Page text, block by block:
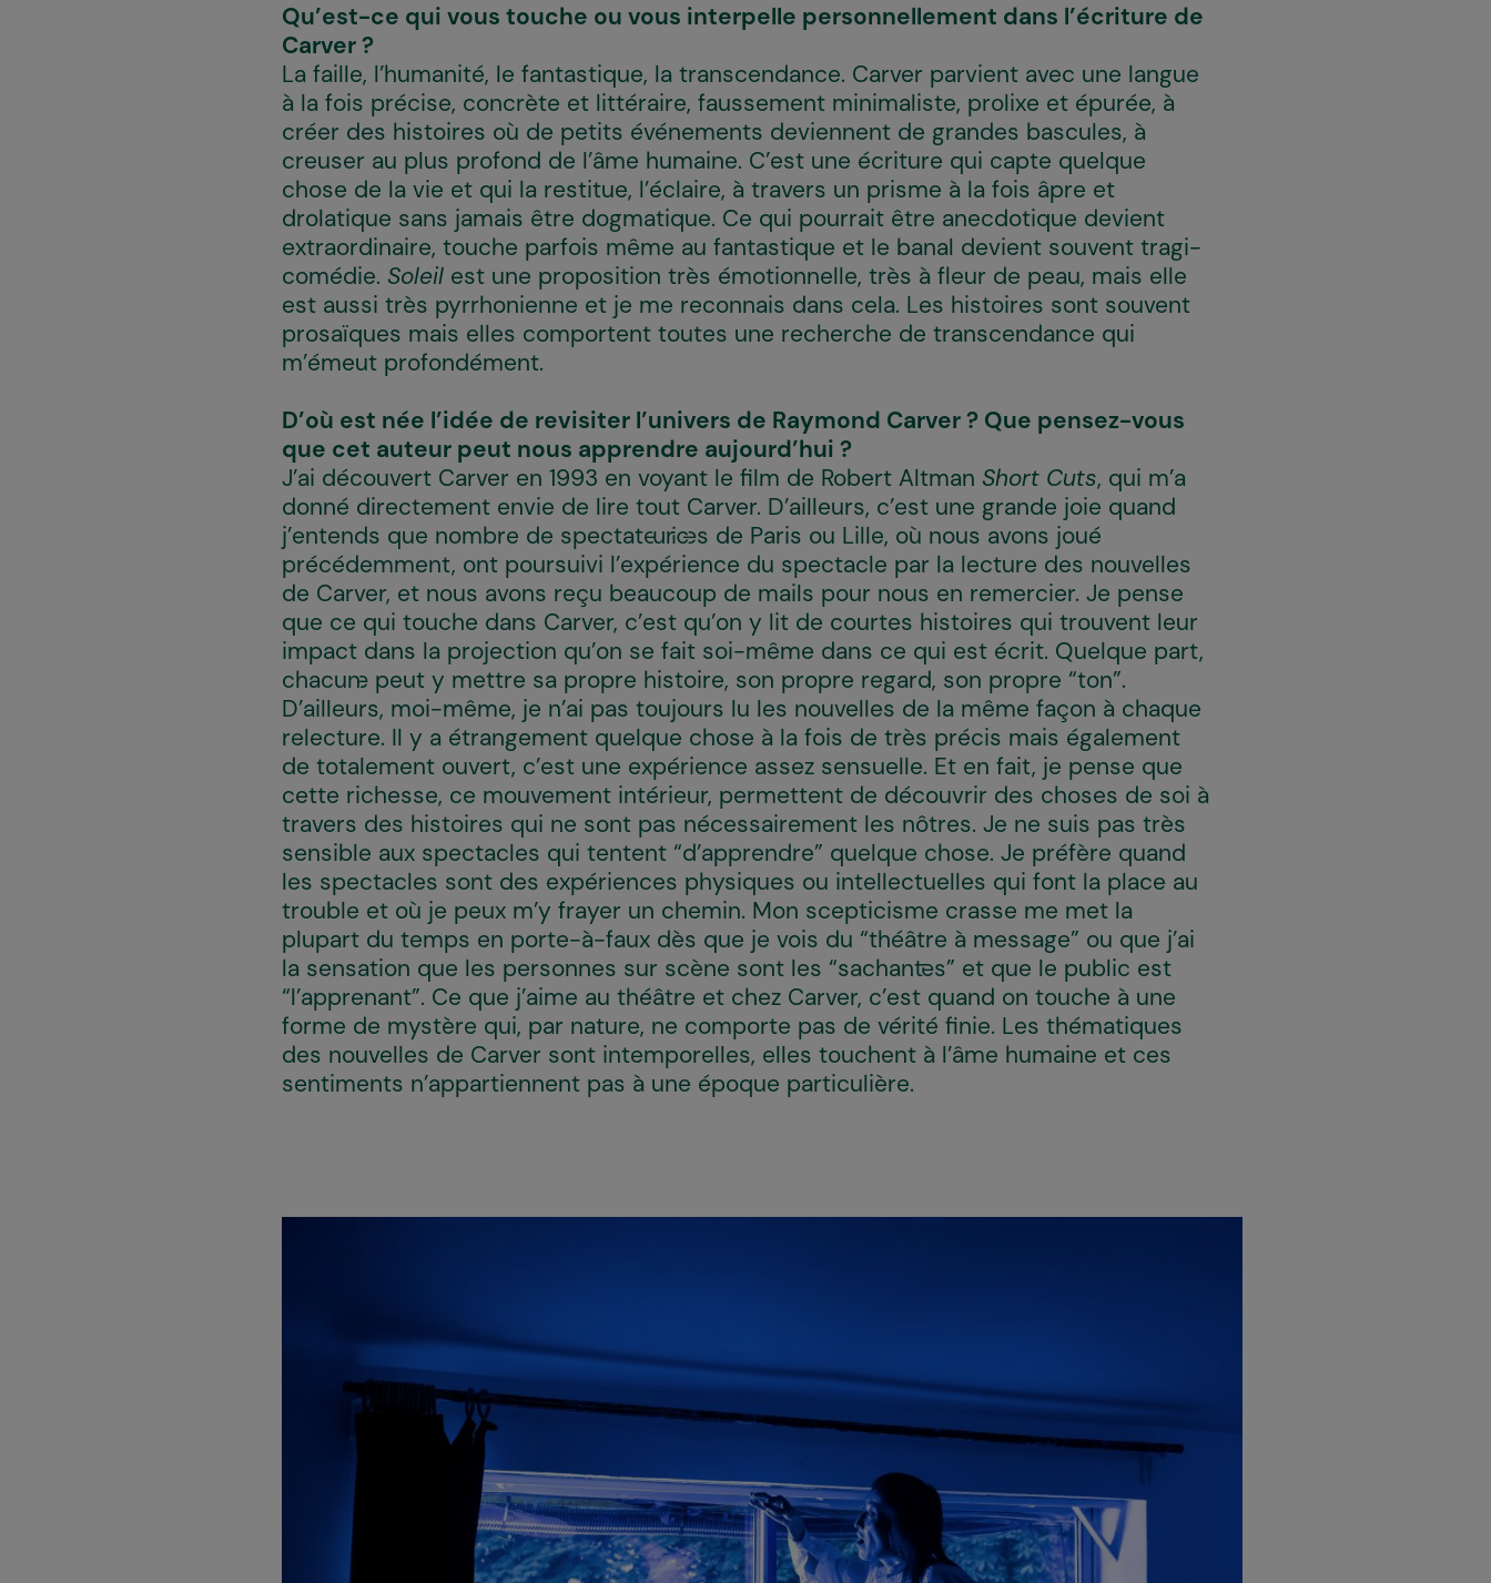
Qu’est-ce qui vous touche ou vous interpelle personnellement dans l’écriture de
Carver ?
La faille, l’humanité, le fantastique, la transcendance. Carver parvient avec une langue
à la fois précise, concrète et littéraire, faussement minimaliste, prolixe et épurée, à
créer des histoires où de petits événements deviennent de grandes bascules, à
creuser au plus profond de l’âme humaine. C’est une écriture qui capte quelque
chose de la vie et qui la restitue, l’éclaire, à travers un prisme à la fois âpre et
drolatique sans jamais être dogmatique. Ce qui pourrait être anecdotique devient
extraordinaire, touche parfois même au fantastique et le banal devient souvent tragi-
comédie. Soleil est une proposition très émotionnelle, très à fleur de peau, mais elle
est aussi très pyrrhonienne et je me reconnais dans cela. Les histoires sont souvent
prosaïques mais elles comportent toutes une recherche de transcendance qui
m’émeut profondément.
D’où est née l’idée de revisiter l’univers de Raymond Carver ? Que pensez-vous
que cet auteur peut nous apprendre aujourd’hui ?
J’ai découvert Carver en 1993 en voyant le film de Robert Altman Short Cuts, qui m’a
donné directement envie de lire tout Carver. D’ailleurs, c’est une grande joie quand
j’entends que nombre de spectateur·ices de Paris ou Lille, où nous avons joué
précédemment, ont poursuivi l’expérience du spectacle par la lecture des nouvelles
de Carver, et nous avons reçu beaucoup de mails pour nous en remercier. Je pense
que ce qui touche dans Carver, c’est qu’on y lit de courtes histoires qui trouvent leur
impact dans la projection qu’on se fait soi-même dans ce qui est écrit. Quelque part,
chacun·e peut y mettre sa propre histoire, son propre regard, son propre “ton”.
D’ailleurs, moi-même, je n’ai pas toujours lu les nouvelles de la même façon à chaque
relecture. Il y a étrangement quelque chose à la fois de très précis mais également
de totalement ouvert, c’est une expérience assez sensuelle. Et en fait, je pense que
cette richesse, ce mouvement intérieur, permettent de découvrir des choses de soi à
travers des histoires qui ne sont pas nécessairement les nôtres. Je ne suis pas très
sensible aux spectacles qui tentent “d’apprendre” quelque chose. Je préfère quand
les spectacles sont des expériences physiques ou intellectuelles qui font la place au
trouble et où je peux m’y frayer un chemin. Mon scepticisme crasse me met la
plupart du temps en porte-à-faux dès que je vois du “théâtre à message” ou que j’ai
la sensation que les personnes sur scène sont les “sachant·es” et que le public est
“l’apprenant”. Ce que j’aime au théâtre et chez Carver, c’est quand on touche à une
forme de mystère qui, par nature, ne comporte pas de vérité finie. Les thématiques
des nouvelles de Carver sont intemporelles, elles touchent à l’âme humaine et ces
sentiments n’appartiennent pas à une époque particulière.